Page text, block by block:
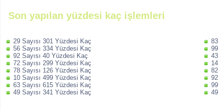
Son yapılan yüzdesi kaç işlemleri
29 Sayısı 301 Yüzdesi Kaç
56 Sayısı 334 Yüzdesi Kaç
92 Sayısı 40 Yüzdesi Kaç
72 Sayısı 299 Yüzdesi Kaç
78 Sayısı 126 Yüzdesi Kaç
10 Sayısı 499 Yüzdesi Kaç
63 Sayısı 615 Yüzdesi Kaç
49 Sayısı 341 Yüzdesi Kaç
83
99
43
14
82
92
99
49